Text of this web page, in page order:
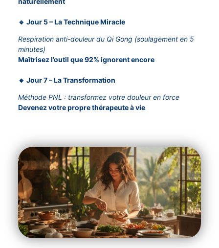
🔹 Jour 5 – La Technique Miracle
Respiration anti-douleur du Qi Gong (soulagement en 5
minutes)
Maîtrisez l’outil que 92% ignorent encore
🔹 Jour 7 – La Transformation
Méthode PNL : transformez votre douleur en force
Devenez votre propre thérapeute à vie